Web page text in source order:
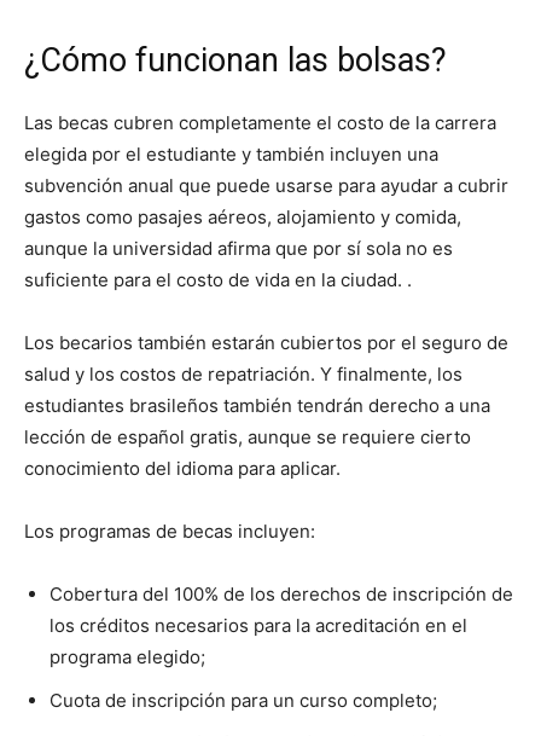
¿Cómo funcionan las bolsas?
Las becas cubren completamente el costo de la carrera
elegida por el estudiante y también incluyen una
subvención anual que puede usarse para ayudar a cubrir
gastos como pasajes aéreos, alojamiento y comida,
aunque la universidad afirma que por sí sola no es
suficiente para el costo de vida en la ciudad. .
Los becarios también estarán cubiertos por el seguro de
salud y los costos de repatriación. Y finalmente, los
estudiantes brasileños también tendrán derecho a una
lección de español gratis, aunque se requiere cierto
conocimiento del idioma para aplicar.
Los programas de becas incluyen:
Cobertura del 100% de los derechos de inscripción de
los créditos necesarios para la acreditación en el
programa elegido;
Cuota de inscripción para un curso completo;